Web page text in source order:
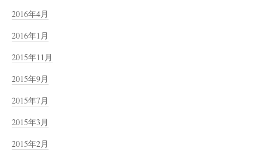
2016年4月
2016年1月
2015年11月
2015年9月
2015年7月
2015年3月
2015年2月